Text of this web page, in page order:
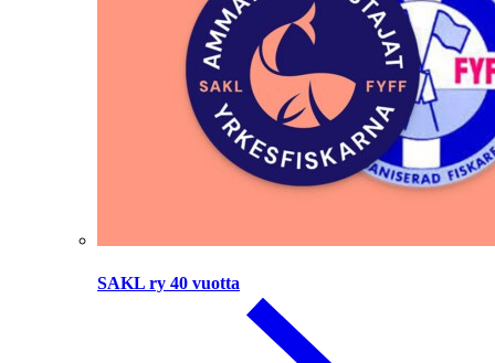
SAKL ry 40 vuotta